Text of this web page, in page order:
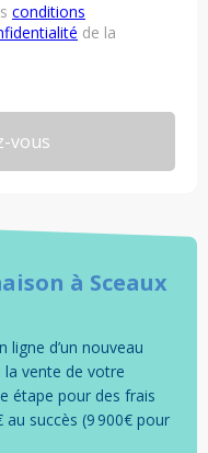
à Sceaux
d’un nouveau
la vente de votre
étape pour des frais
au succès (9 900€ pour
conditions
de la